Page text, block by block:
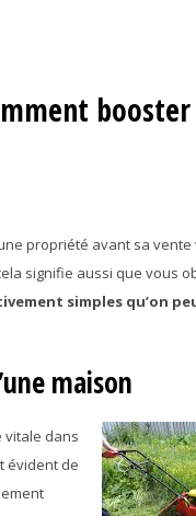
booster
propriété avant sa
signifie aussi que vous
simples qu’on
maison
vitale dans
évident de